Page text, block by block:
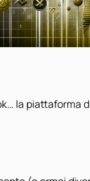
la piattaforma